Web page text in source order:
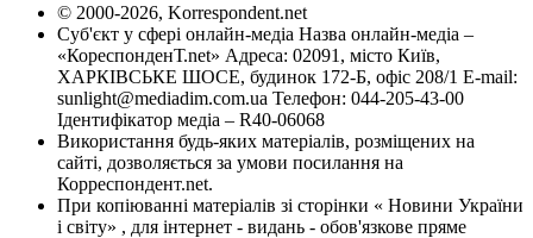
© 2000-2026, Korrespondent.net
Суб'єкт у сфері онлайн-медіа Назва онлайн-медіа –
«КореспонденТ.net» Адреса: 02091, місто Київ,
ХАРКІВСЬКЕ ШОСЕ, будинок 172-Б, офіс 208/1 E-mail:
sunlight@mediadim.com.ua Телефон: 044-205-43-00
Ідентифікатор медіа – R40-06068
Використання будь-яких матеріалів, розміщених на
сайті, дозволяється за умови посилання на
Корреспондент.net.
При копіюванні матеріалів зі сторінки « Новини України
і світу» , для інтернет - видань - обов'язкове пряме